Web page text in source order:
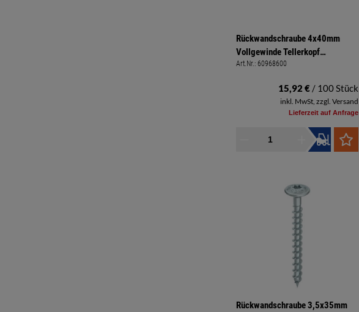
Rückwandschraube 4x40mm
Vollgewinde Tellerkopf
Kreuzschlitz PZ 2 hell verzinkt
Art.Nr.: 60968600
15,92 € / 100 Stück
inkl. MwSt, zzgl. Versand
Lieferzeit auf Anfrage
Rückwandschraube 3,5x35mm